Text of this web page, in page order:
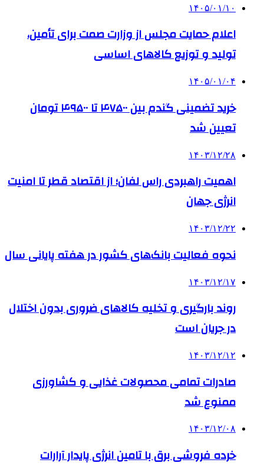
۱۴۰۵/۰۱/۱۰
اعلام حمایت مجلس از وزارت صمت برای تأمین،
تولید و توزیع کالاهای اساسی
۱۴۰۵/۰۱/۰۴
خرید تضمینی گندم بین ۴۷۵۰۰ تا ۴۹۵۰۰ تومان
تعیین شد
۱۴۰۳/۱۲/۲۸
اهمیت راهبردی راس لفان؛ از اقتصاد قطر تا امنیت
انرژی جهان
۱۴۰۳/۱۲/۲۲
نحوه فعالیت بانک‌های کشور در هفته پایانی سال
۱۴۰۳/۱۲/۱۷
روند بارگیری و تخلیه کالاهای ضروری بدون اختلال
در جریان است
۱۴۰۳/۱۲/۱۲
صادرات تمامی محصولات غذایی و کشاورزی
ممنوع شد
۱۴۰۳/۱۲/۰۸
خرده فروشی برق با تامین انرژی پایدار آرارات